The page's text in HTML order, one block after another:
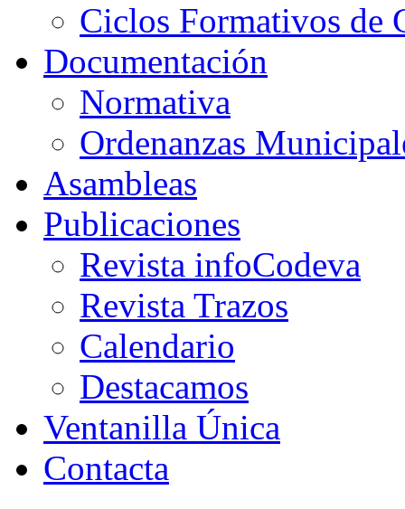
Ciclos Formativos de
Documentación
Normativa
Ordenanzas
Asambleas
Publicaciones
Revista infoCodeva
Revista Trazos
Calendario
Destacamos
Ventanilla Única
Contacta